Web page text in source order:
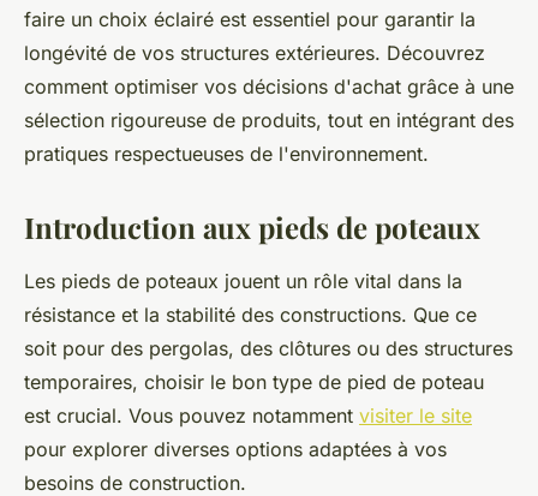
Victoria• 20 mars 2025• 3 min de lecture
faire un choix éclairé est essentiel pour garantir la
longévité de vos structures extérieures. Découvrez
comment optimiser vos décisions d'achat grâce à une
sélection rigoureuse de produits, tout en intégrant des
pratiques respectueuses de l'environnement.
Introduction aux pieds de poteaux
Les pieds de poteaux jouent un rôle vital dans la
résistance et la stabilité des constructions. Que ce
soit pour des pergolas, des clôtures ou des structures
temporaires, choisir le bon type de pied de poteau
est crucial. Vous pouvez notamment visiter le site
pour explorer diverses options adaptées à vos
besoins de construction.